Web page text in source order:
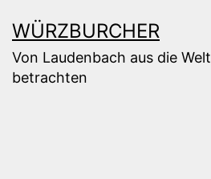
Inhalt
springen
WÜRZBURCHER
Von Laudenbach aus die Welt
betrachten